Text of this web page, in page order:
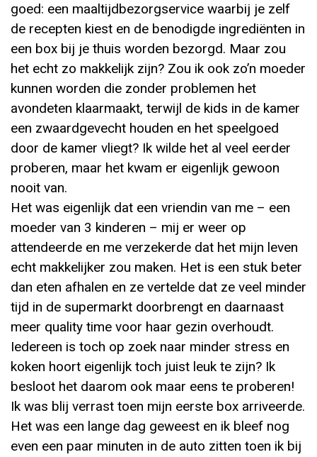
goed: een maaltijdbezorgservice waarbij je zelf
de recepten kiest en de benodigde ingrediënten in
een box bij je thuis worden bezorgd. Maar zou
het echt zo makkelijk zijn? Zou ik ook zo’n moeder
kunnen worden die zonder problemen het
avondeten klaarmaakt, terwijl de kids in de kamer
een zwaardgevecht houden en het speelgoed
door de kamer vliegt? Ik wilde het al veel eerder
proberen, maar het kwam er eigenlijk gewoon
nooit van.
Het was eigenlijk dat een vriendin van me – een
moeder van 3 kinderen – mij er weer op
attendeerde en me verzekerde dat het mijn leven
echt makkelijker zou maken. Het is een stuk beter
dan eten afhalen en ze vertelde dat ze veel minder
tijd in de supermarkt doorbrengt en daarnaast
meer quality time voor haar gezin overhoudt.
Iedereen is toch op zoek naar minder stress en
koken hoort eigenlijk toch juist leuk te zijn? Ik
besloot het daarom ook maar eens te proberen!
Ik was blij verrast toen mijn eerste box arriveerde.
Het was een lange dag geweest en ik bleef nog
even een paar minuten in de auto zitten toen ik bij